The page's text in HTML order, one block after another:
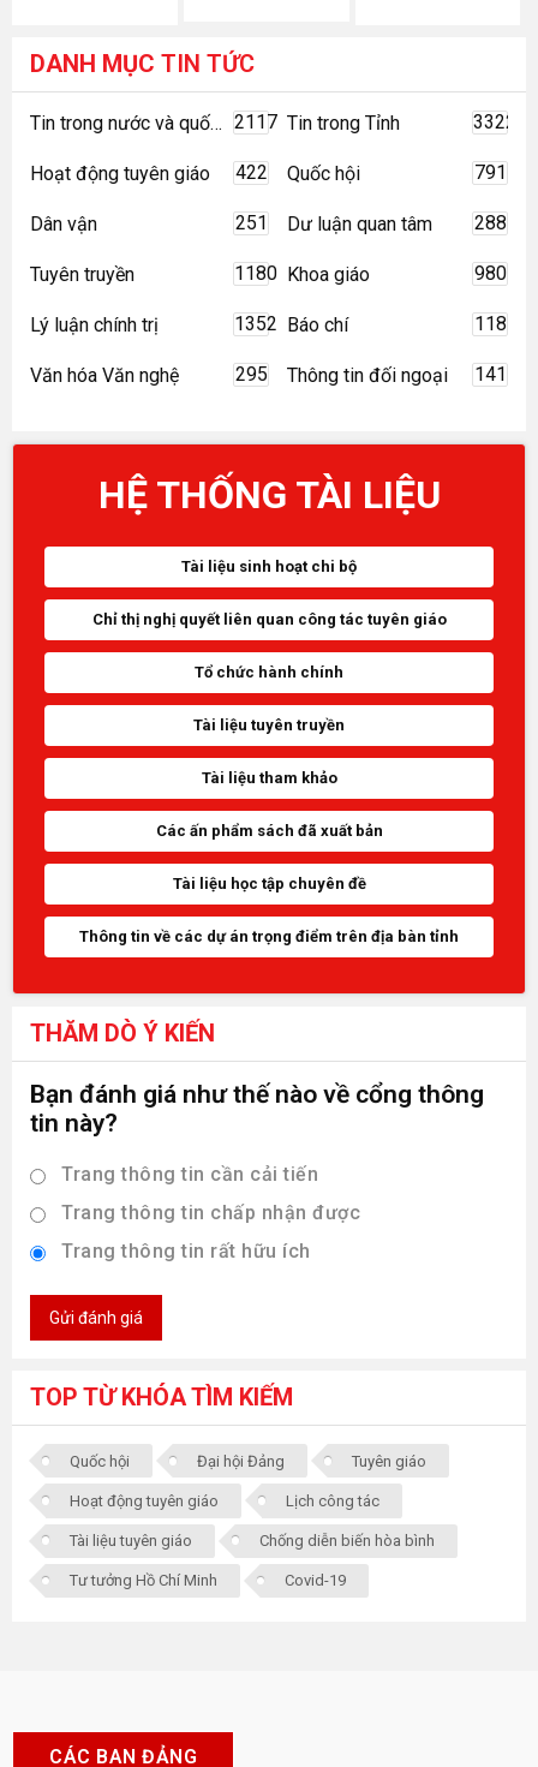
DANH MỤC TIN TỨC
Tin trong nước và quốc tế 2117 Tin trong Tỉnh 3322
Hoạt động tuyên giáo 422 Quốc hội 791
Dân vận 251 Dư luận quan tâm 288
Tuyên truyền 1180 Khoa giáo 980
Lý luận chính trị 1352 Báo chí 118
Văn hóa Văn nghệ 295 Thông tin đối ngoại 141
HỆ THỐNG TÀI LIỆU
Tài liệu sinh hoạt chi bộ
Chỉ thị nghị quyết liên quan công tác tuyên giáo
Tổ chức hành chính
Tài liệu tuyên truyền
Tài liệu tham khảo
Các ấn phẩm sách đã xuất bản
Tài liệu học tập chuyên đề
Thông tin về các dự án trọng điểm trên địa bàn tỉnh
THĂM DÒ Ý KIẾN
Bạn đánh giá như thế nào về cổng thông
tin này?
Trang thông tin cần cải tiến
Trang thông tin chấp nhận được
Trang thông tin rất hữu ích
Gửi đánh giá
TOP TỪ KHÓA TÌM KIẾM
Quốc hội Đại hội Đảng Tuyên giáo
Hoạt động tuyên giáo Lịch công tác
Tài liệu tuyên giáo Chống diễn biến hòa bình
Tư tưởng Hồ Chí Minh Covid-19
CÁC BAN ĐẢNG